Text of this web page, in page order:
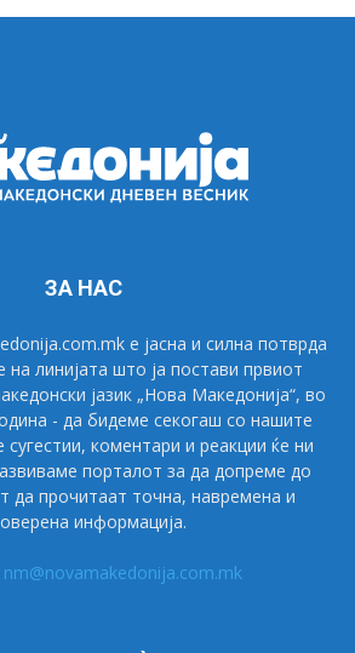
ЗА НАС
е јасна и силна потврда
на линијата што ја постави првиот
јазик „Нова Македонија“, во
- да бидеме секогаш со нашите
коментари и реакции ќе ни
порталот за да допреме до
да прочитаат точна, навремена и
информација.
nm@novamakedonija.com.mk